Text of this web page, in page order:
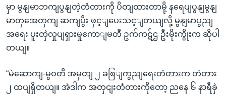
မှာ မွနျမာဘကျပွနျတဲ့တံတားကို ပိတျထားတာမို့ နရေပျပွနျမွနျ
မာတှအေတှကျ ဆကျပွီး ဖှင့ျပေးသင့ျတယျလို့ မွနျမာပွညျ
အရေး ပူးတှဲလှုပျရှားမှုကောျမတီ ဥက်ကဋ်ဌ ဦးမိုးကွိုးက ဆိုပါ
တယျ။
“မဲဆောကျ-မွဝတီ အမှတျ ၂ ခစြျကွညျရေးတံတားက တံတား
၂ ထပျရှိတယျ။ အဲဒါက အတှငျးတံတားကိုတော့ ညနေ ၆ နာရီခှဲ